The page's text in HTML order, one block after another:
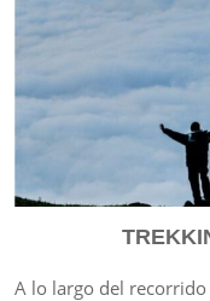
A lo largo del